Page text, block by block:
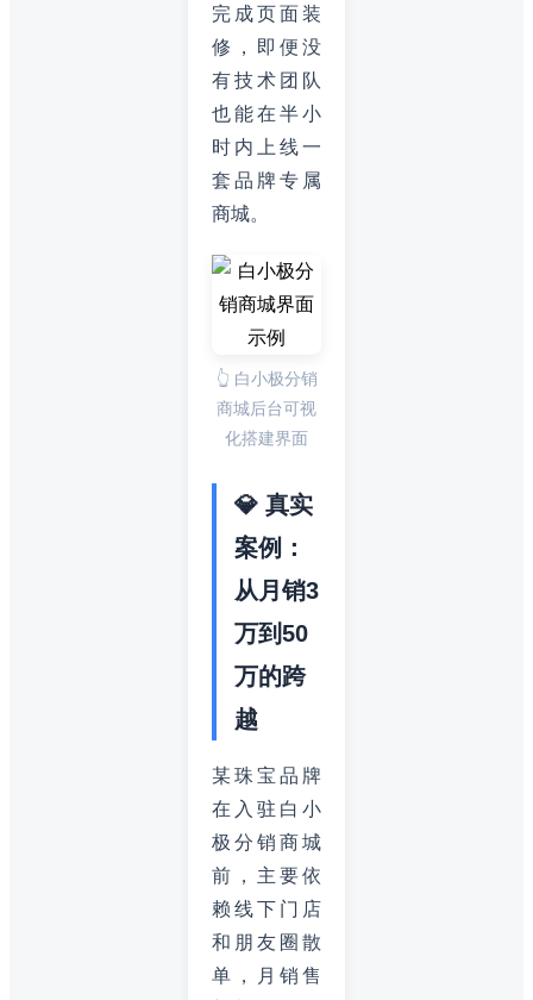
完成页面装
修，即便没
有技术团队
也能在半小
时内上线一
套品牌专属
商城。
👆 白小极分销
商城后台可视
化搭建界面
💎 真实
案例：
从月销3
万到50
万的跨
越
某珠宝品牌
在入驻白小
极分销商城
前，主要依
赖线下门店
和朋友圈散
单，月销售